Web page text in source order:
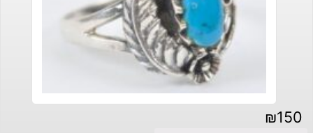
₪150